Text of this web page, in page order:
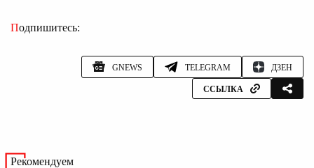
Подпишитесь:
GNEWS TELEGRAM ДЗЕН
ССЫЛКА
Рекомендуем